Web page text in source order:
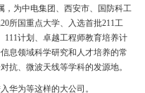
为中电集团、西安市、国防科工
所国重点大学、入选首批211工
111计划、卓越工程师教育培养计
息领域科学研究和人才培养的常
抗、微波天线等学科的发源地。
为等这样的大公司。